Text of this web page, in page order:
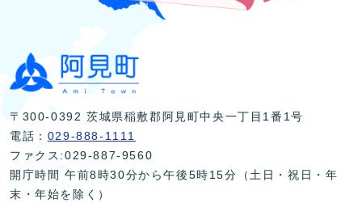
〒300-0392 茨城県稲敷郡阿見町中央一丁目1番1号
電話： 029-888-1111
ファクス:029-887-9560
開庁時間 午前8時30分から午後5時15分（土日・祝日・年
末・年始を除く）